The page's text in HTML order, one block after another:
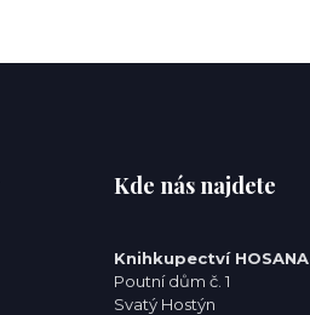
Kde nás najdete
Knihkupectví HOSANA
Poutní dům č. 1
Svatý Hostýn